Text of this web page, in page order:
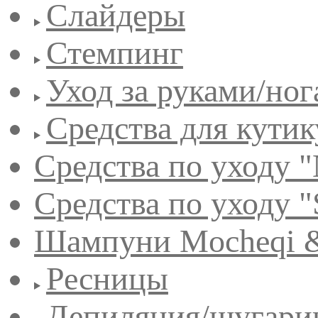
Слайдеры
Стемпинг
Уход за руками/
Средства для
Средства по уходу
Средства по уходу
Шампуни Mocheqi
Ресницы